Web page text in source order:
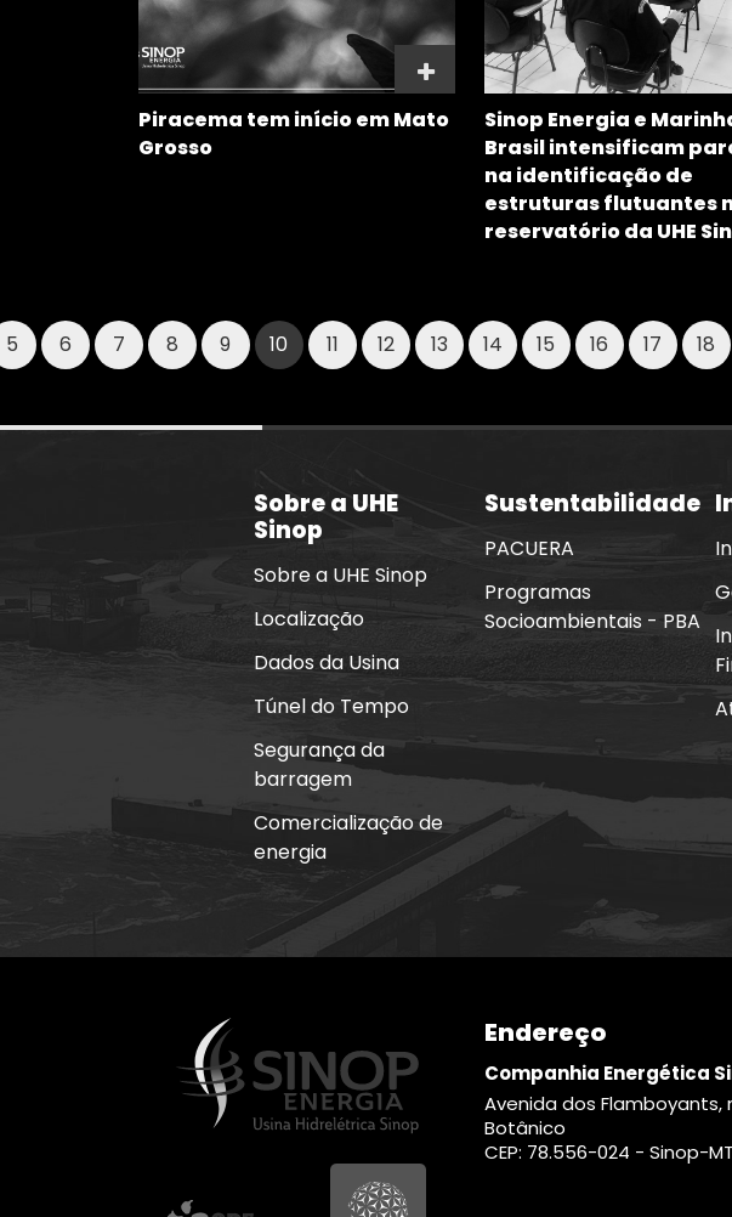
Piracema tem início em Mato
Grosso
Sinop Energia e
Brasil intensificam
na identificação de
estruturas flutuantes
reservatório da UHE
5 6 7 8 9 10 11 12 13 14 15 16 17 18
Sobre a UHE
Sinop
Sobre a UHE Sinop
Localização
Dados da Usina
Túnel do Tempo
Segurança da
barragem
Comercialização de
energia
Sustentabilidade
PACUERA
Programas
Socioambientais - PBA
Endereço
Companhia Energética
Avenida dos Flamboyants,
Botânico
CEP: 78.556-024 - Sinop-MT